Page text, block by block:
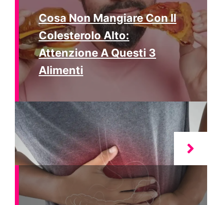
Cosa Non Mangiare Con Il
Colesterolo Alto:
Attenzione A Questi 3
Alimenti